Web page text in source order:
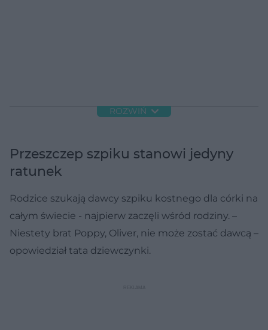
ROZWIŃ
Przeszczep szpiku stanowi jedyny
ratunek
Rodzice szukają dawcy szpiku kostnego dla córki na
całym świecie - najpierw zaczęli wśród rodziny. –
Niestety brat Poppy, Oliver, nie może zostać dawcą –
opowiedział tata dziewczynki.